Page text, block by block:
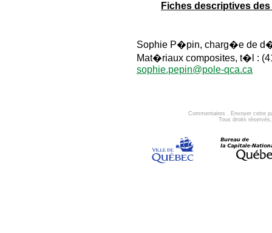
Fiches descriptives
Sophie P�pin, charg�e de
Mat�riaux composites, t�l :
sophie.pepin@pole-qca.ca
Commentaires . Envoyer cette
Tous droits